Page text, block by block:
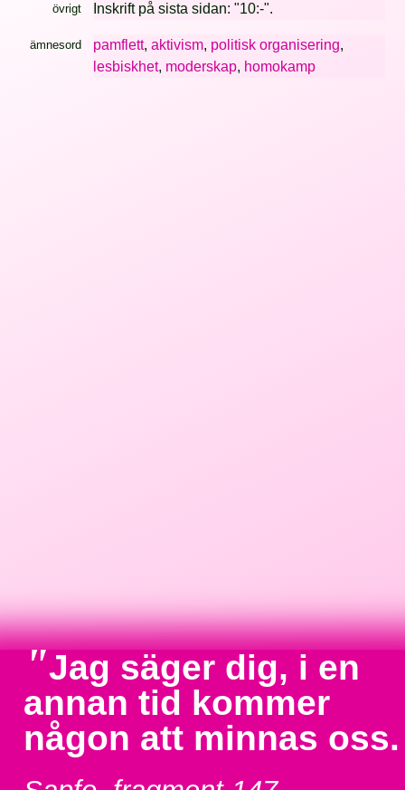
övrigt Inskrift på sista sidan: "10:-".
ämnesord pamflett, aktivism, politisk organisering,
lesbiskhet, moderskap, homokamp
"Jag säger dig, i en
annan tid kommer
någon att minnas oss.